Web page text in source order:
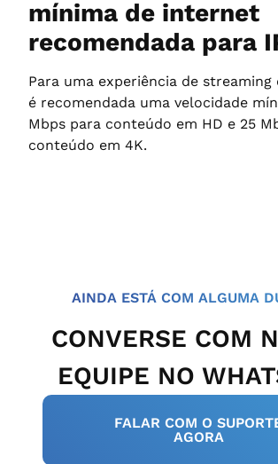
mínima de internet
recomendada para
Para uma experiência de streaming
é recomendada uma velocidade
Mbps para conteúdo em HD e 25
conteúdo em 4K.
AINDA ESTÁ COM ALGUMA
CONVERSE COM
EQUIPE NO
FALAR COM O
AGORA